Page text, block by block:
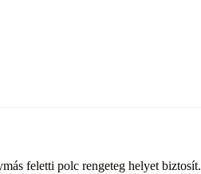
feletti polc rengeteg helyet biztosít.